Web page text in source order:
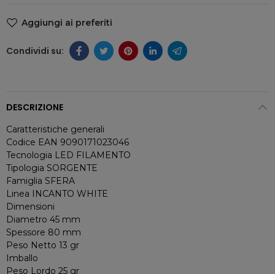
Aggiungi ai preferiti
DESCRIZIONE
Caratteristiche generali
Codice EAN 9090171023046
Tecnologia LED FILAMENTO
Tipologia SORGENTE
Famiglia SFERA
Linea INCANTO WHITE
Dimensioni
Diametro 45 mm
Spessore 80 mm
Peso Netto 13 gr
Imballo
Peso Lordo 25 gr